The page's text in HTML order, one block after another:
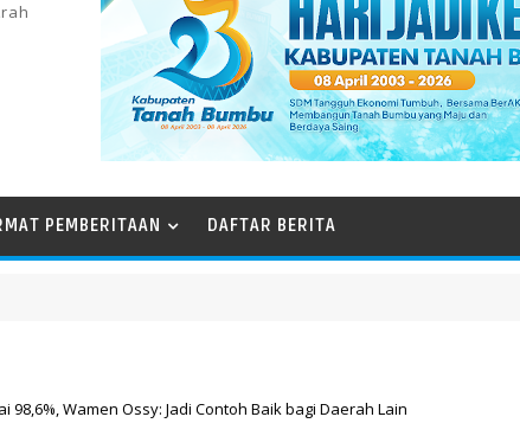
PEMBERITAAN DAFTAR BERITA
Lebih Hijau dan Gemilang
98,6%, Wamen Ossy: Jadi Contoh Baik bagi Daerah Lain